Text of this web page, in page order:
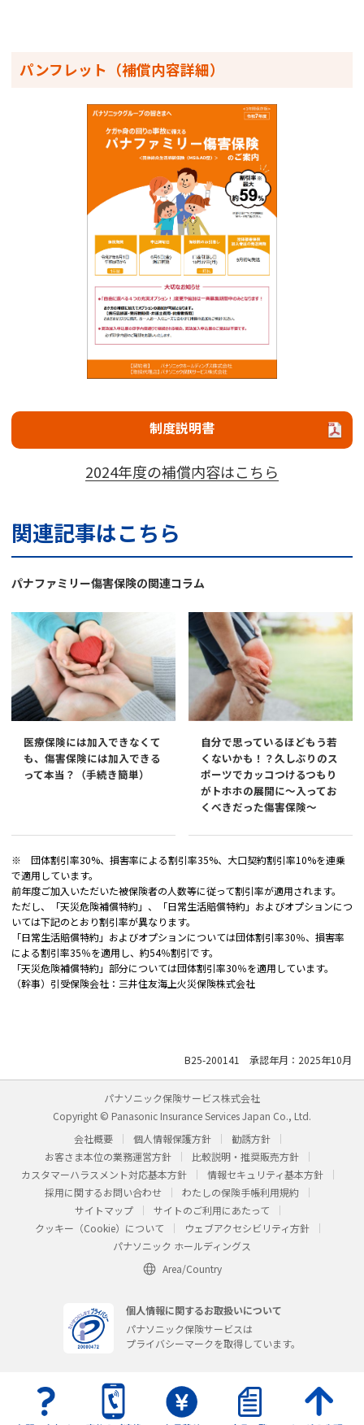
パンフレット（補償内容詳細）
制度説明書
2024年度の補償内容はこちら
関連記事はこちら
パナファミリー傷害保険の関連コラム
医療保険には加入できなくて
も、傷害保険には加入できる
って本当？（手続き簡単）
自分で思っているほどもう若
くないかも！？久しぶりのス
ポーツでカッコつけるつもり
がトホホの展開に～入ってお
くべきだった傷害保険～
※ 団体割引率30%、損害率による割引率35%、大口契約割引率10%を連乗
で適用しています。
前年度ご加入いただいた被保険者の人数等に従って割引率が適用されます。
ただし、「天災危険補償特約」、「日常生活賠償特約」およびオプションにつ
いては下記のとおり割引率が異なります。
「日常生活賠償特約」およびオプションについては団体割引率30％、損害率
による割引率35％を適用し、約54％割引です。
「天災危険補償特約」部分については団体割引率30％を適用しています。
（幹事）引受保険会社：三井住友海上火災保険株式会社
B25-200141 承認年月：2025年10月
パナソニック保険サービス株式会社
Copyright © Panasonic Insurance Services Japan Co., Ltd.
会社概要
個人情報保護方針
勧誘方針
お客さま本位の業務運営方針
比較説明・推奨販売方針
カスタマーハラスメント対応基本方針
情報セキュリティ基本方針
採用に関するお問い合わせ
わたしの保険手帳利用規約
サイトマップ
サイトのご利用にあたって
クッキー（Cookie）について
ウェブアクセシビリティ方針
パナソニック ホールディングス
Area/Country
個人情報に関するお取扱いについて
パナソニック保険サービスは
プライバシーマークを取得しています。